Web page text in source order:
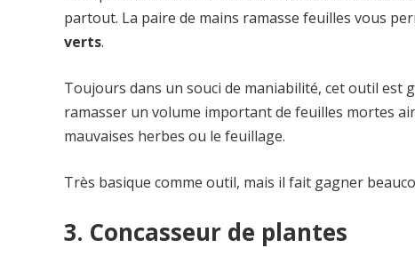
partout. La paire de mains ramasse feuilles vous
verts.
Toujours dans un souci de maniabilité, cet outil
ramasser un volume important de feuilles mortes
mauvaises herbes ou le feuillage.
Très basique comme outil, mais il fait gagner
3. Concasseur de plantes